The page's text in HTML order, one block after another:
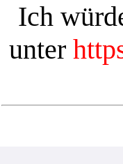
Ich
unter